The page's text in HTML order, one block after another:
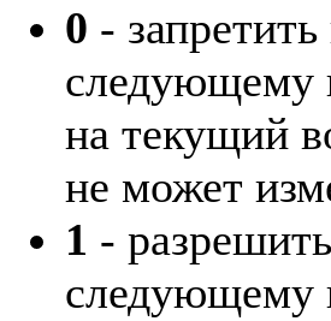
0 -
следующему
на текущий
не может
1 -
следующему